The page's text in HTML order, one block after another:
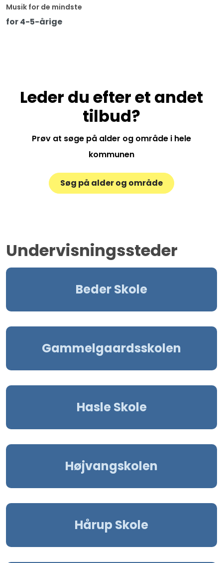
Musik for de mindste
for 4-5-årige
Leder du efter et andet
tilbud?
Prøv at søge på alder og område i hele
kommunen
Søg på alder og område
Undervisningssteder
Beder Skole
Gammelgaardsskolen
Hasle Skole
Højvangskolen
Hårup Skole